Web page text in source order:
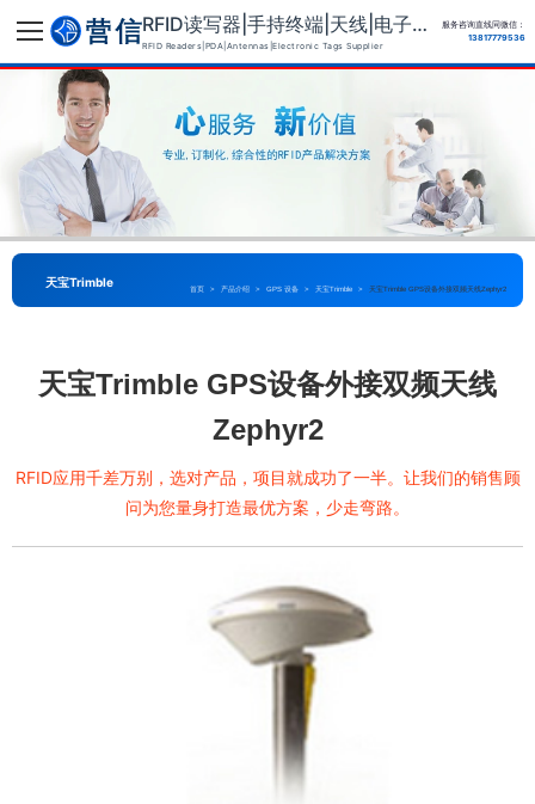
RFID读写器|手持终端|天线|电子标签供应商
RFID Readers|PDA|Antennas|Electronic Tags Supplier
服务咨询直线同微信：
13817779536
天宝Trimble 首页 > 产品介绍 > GPS 设备 > 天宝Trimble > 天宝Trimble GPS设备外接双频天线Zephyr2
天宝Trimble GPS设备外接双频天线
Zephyr2
RFID应用千差万别，选对产品，项目就成功了一半。让我们的销售顾
问为您量身打造最优方案，少走弯路。